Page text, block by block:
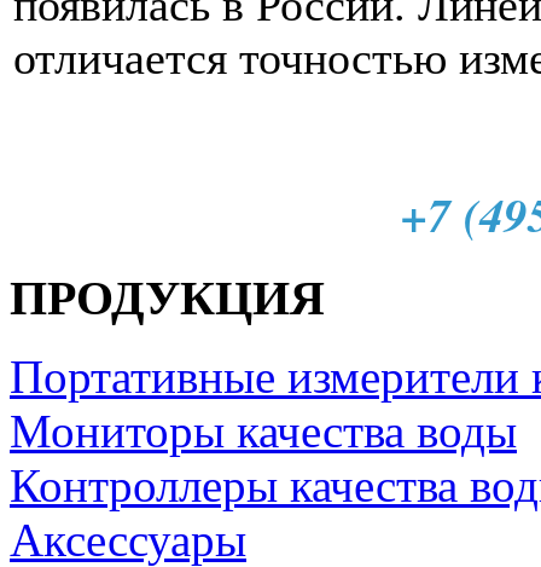
отличается точностью
+7
ПРОДУКЦИЯ
Портативные измерители
Мониторы качества воды
Контроллеры качества
Аксессуары